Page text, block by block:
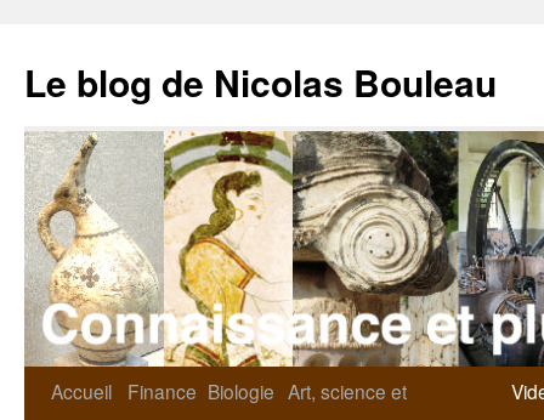
Le blog de Nicolas Bouleau
Accueil Finance Biologie Art, science et